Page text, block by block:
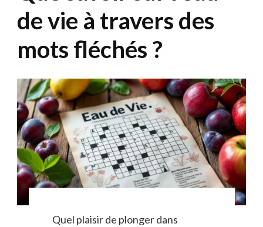
de vie à travers des
mots fléchés ?
Quel plaisir de plonger dans